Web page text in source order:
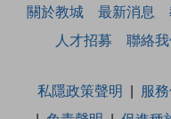
關於教城 最新消息
人才招募
聯絡
私隱政策聲明 服